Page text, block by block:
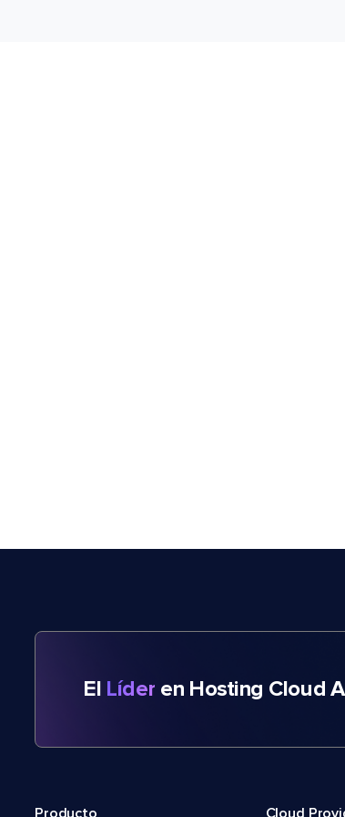
El Líder en Hosting Cloud
Producto Cloud